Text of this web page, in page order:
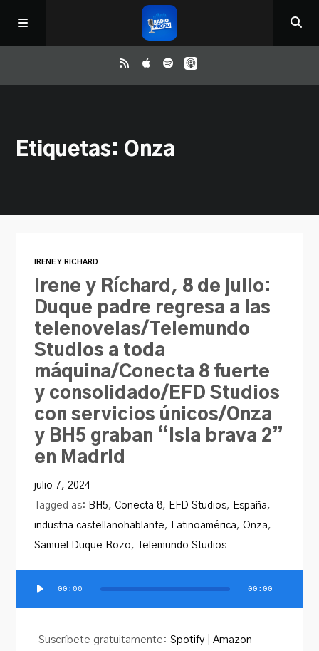
ReloAd
Contacto
PRODU.com
Etiquetas: Onza
IRENE Y RICHARD
Irene y Ríchard, 8 de julio:
Duque padre regresa a las
telenovelas/Telemundo
Studios a toda
máquina/Conecta 8 fuerte
y consolidado/EFD Studios
con servicios únicos/Onza
y BH5 graban “Isla brava 2”
en Madrid
julio 7, 2024
Tagged as: BH5,Conecta 8, EFD Studios, España,
industria castellanohablante, Latinoamérica,Onza,
Samuel Duque Rozo, Telemundo Studios
Reproductor
00:00 00:00
Suscríbete gratuitamente:Spotify |Amazon